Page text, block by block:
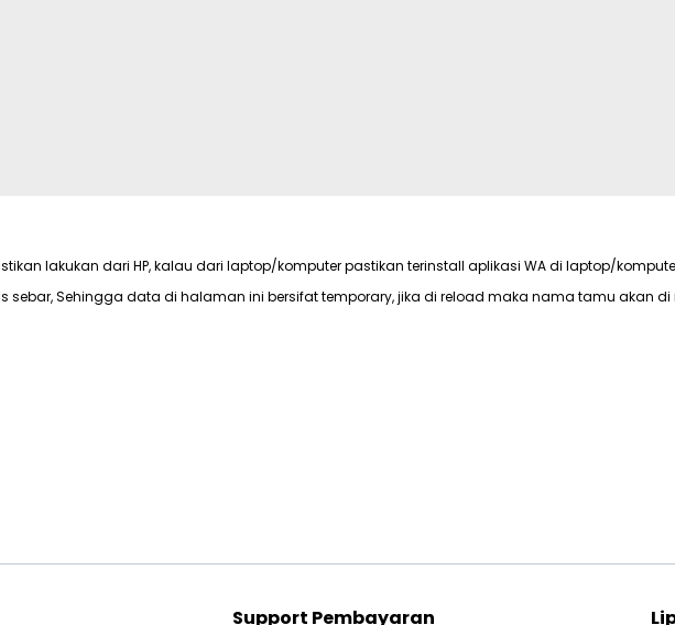
lakukan dari HP, kalau dari laptop/komputer pastikan terinstall aplikasi WA di laptop/
sebar, Sehingga data di halaman ini bersifat temporary, jika di reload maka nama tamu akan di
Support Pembayaran